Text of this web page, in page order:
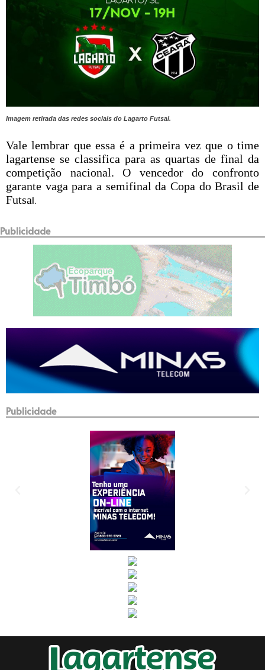
Imagem retirada das redes sociais do Lagarto Futsal.
Vale lembrar que essa é a primeira vez que o time
lagartense se classifica para as quartas de final da
competição nacional.O vencedor do confronto
garante vaga para a semifinal da Copa do Brasil de
Futsa l.
Publicidade
Publicidade